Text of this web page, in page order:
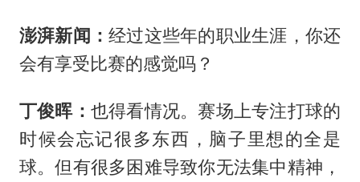
澎湃新闻：经过这些年的职业生涯，你还
会有享受比赛的感觉吗？
丁俊晖： 也得看情况。赛场上专注打球的
时候会忘记很多东西，脑子里想的全是
球。但有很多困难导致你无法集中精神，